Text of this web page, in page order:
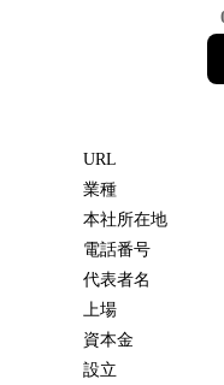
URL
業種
本社所在地
電話番号
代表者名
上場
資本金
設立